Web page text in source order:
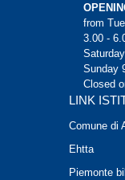
from
3.00 -
Sunday
Closed
LINK
Comune di
Ehtta
Piemonte